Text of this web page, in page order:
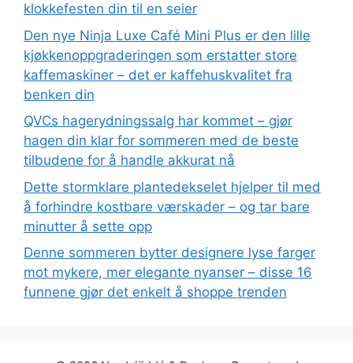
klokkefesten din til en seier
Den nye Ninja Luxe Café Mini Plus er den lille
kjøkkenoppgraderingen som erstatter store
kaffemaskiner – det er kaffehuskvalitet fra
benken din
QVCs hagerydningssalg har kommet – gjør
hagen din klar for sommeren med de beste
tilbudene for å handle akkurat nå
Dette stormklare plantedekselet hjelper til med
å forhindre kostbare værskader – og tar bare
minutter å sette opp
Denne sommeren bytter designere lyse farger
mot mykere, mer elegante nyanser – disse 16
funnene gjør det enkelt å shoppe trenden